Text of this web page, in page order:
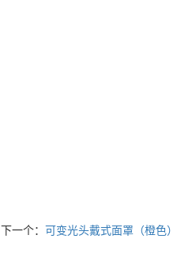
下一个：可变光头戴式面罩（橙色）